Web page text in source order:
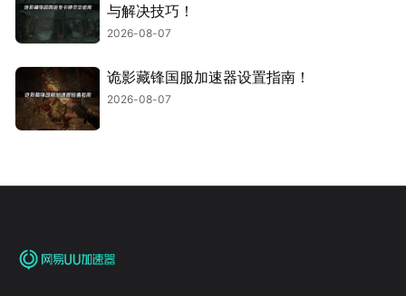
与解决技巧！
2026-08-07
诡影藏锋国服加速器设置指南！
2026-08-07